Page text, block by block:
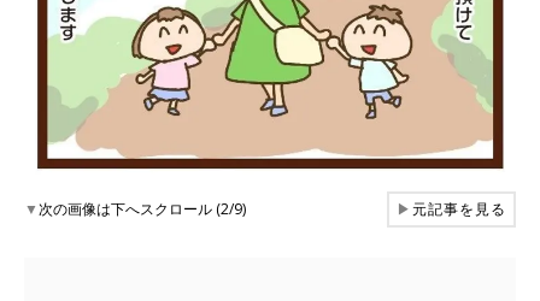
▼次の画像は下へスクロール (2/9) ▶元記事を見る